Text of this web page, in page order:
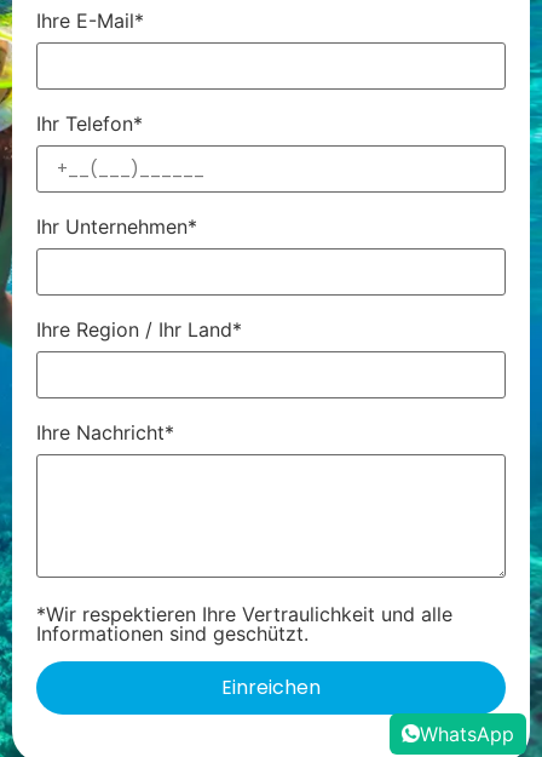
Ihre E-Mail*
Ihr Telefon*
Ihr Unternehmen*
Ihre Region / Ihr Land*
Ihre Nachricht*
*Wir respektieren Ihre Vertraulichkeit und alle
Informationen sind geschützt.
WhatsApp